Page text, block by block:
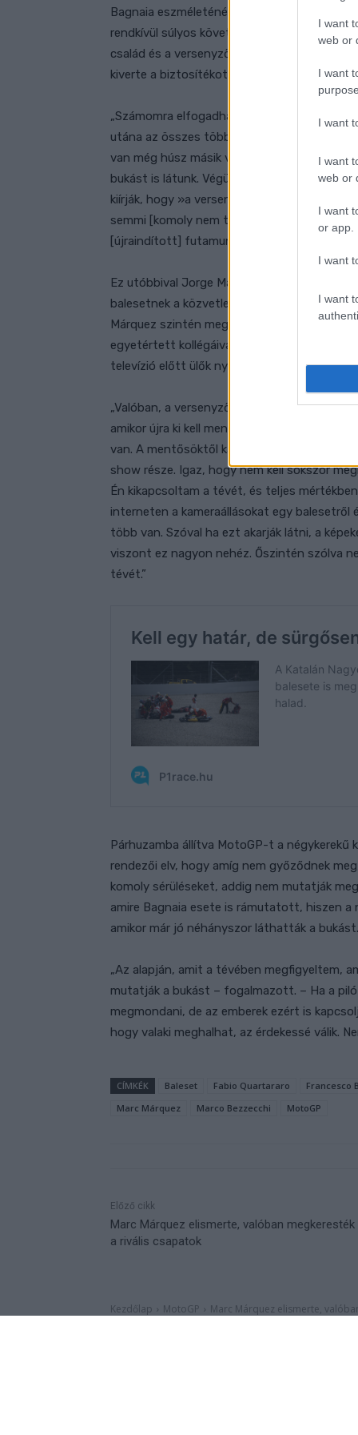
I want
web or
I want
I want
I want
web or
I want
or app.
I want
I want
Bagnaia eszméleténél van, de ugyanez
rendkívül súlyos következményekkel járt.
család és a versenyzőtársak reakcióját is
kiverte a biztosítékot.
„Számomra elfogadhatatlan [ezt]
utána az összes többi srác elindul. Egyszer
van még húsz másik versenyző, aki
bukást is látunk. Végül a pilóta jól volt, de
kiírják, hogy »a versenyző rendben van«,
semmi [komoly nem történt]. Az, hogy
[újraindított] futamunk előtt is
Ez utóbbival Jorge Martín és Marco
balesetnek a közvetlenül az újraindítás
Márquez szintén megszólalt ezzel
egyetértett kollégáival, rámutatott, hogy
televízió előtt ülők nyilvánvalóan kíváncsiak
„Valóban, a versenyzők számára nagyon
amikor újra ki kell menni a pályára – kezdte.
van. A mentősöktől kapták az információt,
show része. Igaz, hogy nem kell sokszor
Én kikapcsoltam a tévét, és teljes
interneten a kameraállásokat egy
több van. Szóval ha ezt akarják látni, a
viszont ez nagyon nehéz. Őszintén szólva
tévét.”
Párhuzamba állítva MotoGP-t a négykerekű
rendezői elv, hogy amíg nem győződnek
komoly sérüléseket, addig nem mutatják
amire Bagnaia esete is rámutatott, hiszen a
amikor már jó néhányszor láthatták a
„Az alapján, amit a tévében megfigyeltem,
mutatják a bukást – fogalmazott. – Ha a
megmondani, de az emberek ezért is
hogy valaki meghalhat, az érdekessé válik.
CÍMKÉK Baleset Fabio Quartararo Francesco
Marc Márquez
Marco Bezzecchi MotoGP
Előző cikk
Marc Márquez elismerte, valóban
a rivális csapatok